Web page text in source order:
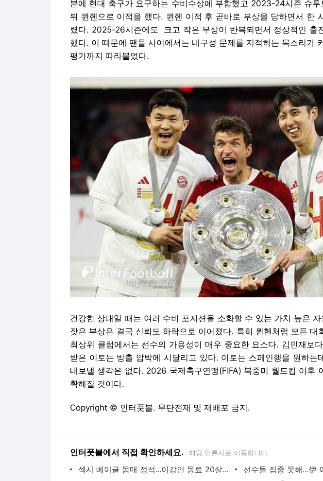
분에 현대 축구가 요구하는 수비수상에 부합했고 2023-24시즌 슈투
뒤 뮌헨으로 이적을 했다. 뮌헨 이적 후 곧바로 부상을 당하면서 한
렸다. 2025-26시즌에도 크고 작은 부상이 반복되면서 정상적인 출
했다. 이 때문에 팬들 사이에서는 내구성 문제를 지적하는 목소리가
평가까지 따라붙었다.
건강한 상태일 때는 여러 수비 포지션을 소화할 수 있는 가치 높은
잦은 부상은 결국 신뢰도 하락으로 이어졌다. 특히 뮌헨처럼 모든 대
최상위 클럽에서는 선수의 가용성이 매우 중요한 요소다. 김민재보
받은 이토는 방출 압박에 시달리고 있다. 이토는 스페인행을 원하는
내보낼 생각은 없다. 2026 국제축구연맹(FIFA) 북중미 월드컵 이후
확해질 것이다.
Copyright © 인터풋볼. 무단전재 및 재배포 금지.
인터풋볼에서 직접 확인하세요. 해당 언론사로 이동합니다.
섹시 베이글 몸매 정석...이강인 동료 20살 애인 화제, 배우는 다르네 - 인터풋볼